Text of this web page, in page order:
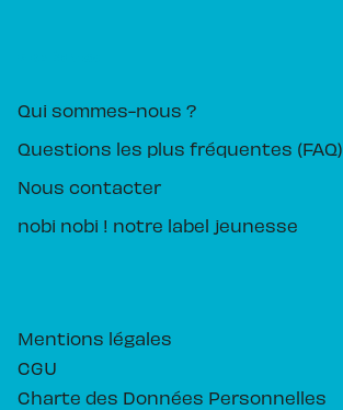
Qui sommes-nous ?
Questions les plus fréquentes (FAQ)
Nous contacter
nobi nobi ! notre label jeunesse
Mentions légales
CGU
Charte des Données Personnelles